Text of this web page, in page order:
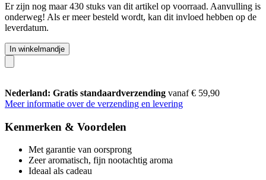
Er zijn nog maar 430 stuks van dit artikel op voorraad. Aanvulling is
onderweg! Als er meer besteld wordt, kan dit invloed hebben op de
leverdatum.
In winkelmandje
Nederland: Gratis standaardverzending vanaf € 59,90
Meer informatie over de verzending en levering
Kenmerken & Voordelen
Met garantie van oorsprong
Zeer aromatisch, fijn nootachtig aroma
Ideaal als cadeau